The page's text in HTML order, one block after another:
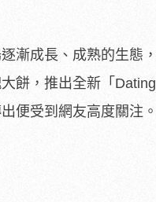
漸成長、成熟的生態
餅，推出全新「
便受到網友高度關注。